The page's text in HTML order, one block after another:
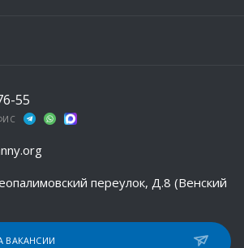
55
переулок, Д.8 (Венский
ВАКАНСИИ